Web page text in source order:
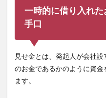
一時的に借り入れ
手口
見せ金とは、発起人が会社
のお金であるかのように資
ます。